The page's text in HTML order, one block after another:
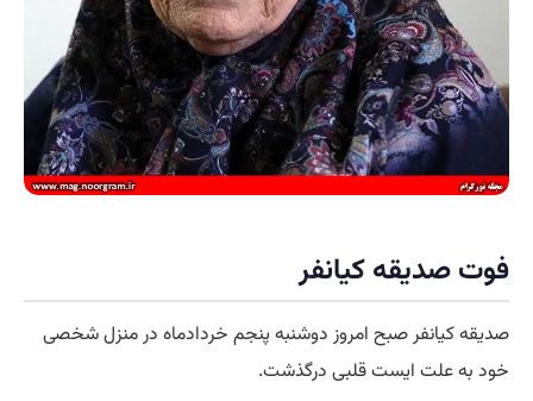
فوت صدیقه کیانفر
صدیقه کیانفر صبح امروز دوشنبه پنجم خردادماه در منزل شخصی
خود به علت ایست قلبی درگذشت.